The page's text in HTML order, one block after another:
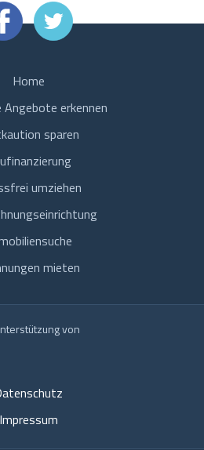
Home
Angebote erkennen
sparen
umziehen
mieten
von
Impressum